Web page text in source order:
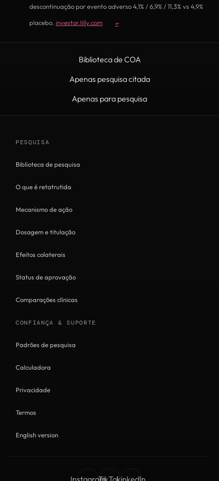
descontinuação por evento adverso 4,1% / 6,9% / 11,3% vs 4,9%
placebo. investor.lilly.com
↩
Biblioteca de COA
Apenas pesquisa citada
Apenas para pesquisa
PESQUISA
Biblioteca de pesquisa
O que é retatrutida
Mecanismo de ação
Dosagem e titulação
Efeitos colaterais
Status de aprovação
Comparações clínicas
CONFIANÇA & SUPORTE
Padrões de pesquisa
Calculadora
Privacidade
Termos
English version
InstagramTikTokLinkedIn